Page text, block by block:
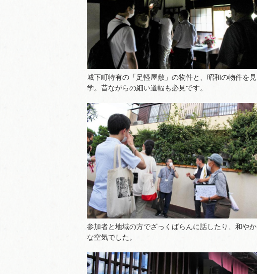
城下町特有の「足軽屋敷」の物件と、昭和の物件を見
学。昔ながらの細い道幅も必見です。
参加者と地域の方でざっくばらんに話したり、和やか
な空気でした。